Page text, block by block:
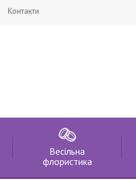
Контакти
Весільна
флористика